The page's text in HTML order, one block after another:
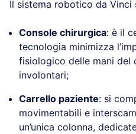
Il sistema robotico da Vinci
Console chirurgica: è il
tecnologia minimizza
fisiologico delle mani del
involontari;
Carrello paziente: si
movimentabili e
un’unica colonna,